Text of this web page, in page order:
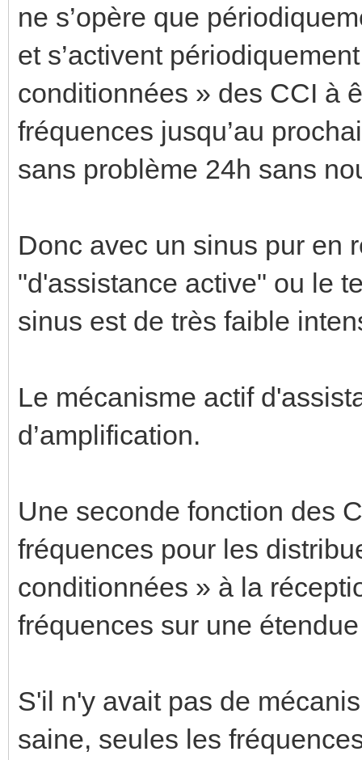
ne s’opère que
et s’activent
conditionnées » des CCI à
fréquences jusqu’au
sans problème 24h sans
Donc avec un sinus pur en
"d'assistance active" ou le
sinus est de très faible
Le mécanisme actif
d’amplification.
Une seconde fonction des
fréquences pour les
conditionnées » à la
fréquences sur une
S'il n'y avait pas de
saine, seules les